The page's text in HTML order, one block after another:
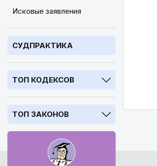
Исковые заявления
СУДПРАКТИКА
ТОП КОДЕКСОВ
ТОП ЗАКОНОВ